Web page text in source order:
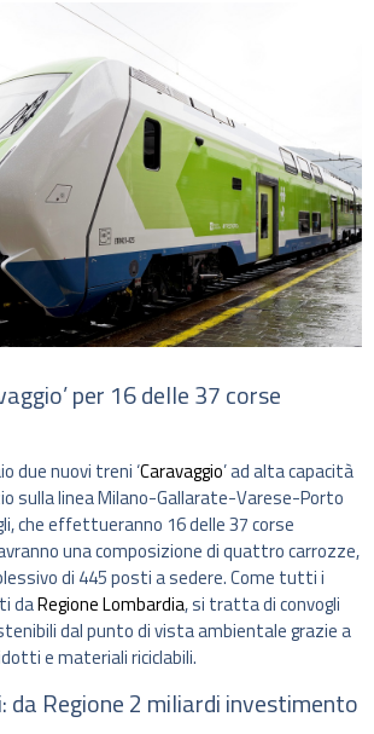
per 16 delle 37 corse
due nuovi treni ‘Caravaggio’ ad alta capacità
sulla linea Milano-Gallarate-Varese-Porto
che effettueranno 16 delle 37 corse
una composizione di quattro carrozze,
di 445 posti a sedere. Come tutti i
daRegione Lombardia, si tratta di convogli
dal punto di vista ambientale grazie a
e materiali riciclabili.
da Regione 2 miliardi investimento